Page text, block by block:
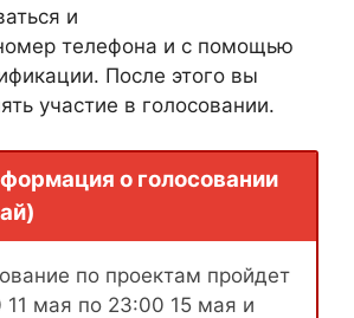
и
телефона и с помощью
После этого вы
участие в голосовании.
о голосовании
по проектам пройдет
11 мая по 23:00 15 мая и